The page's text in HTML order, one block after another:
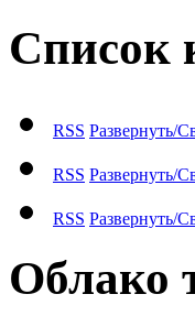
Список
RSS Развернуть/
RSS Развернуть/
RSS Развернуть/
Облако